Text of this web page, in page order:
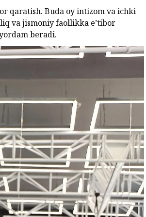
qaratish. Buda oy intizom va ichki
va jismoniy faollikka e’tibor
beradi.